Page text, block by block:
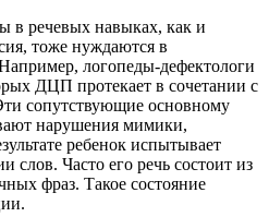
в речевых навыках, как и
тоже нуждаются в
логопеды-дефектологи
ДЦП протекает в сочетании с
сопутствующие основному
нарушения мимики,
ребенок испытывает
слов. Часто его речь состоит из
фраз. Такое состояние